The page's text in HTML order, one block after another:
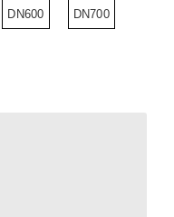
DN600 DN700